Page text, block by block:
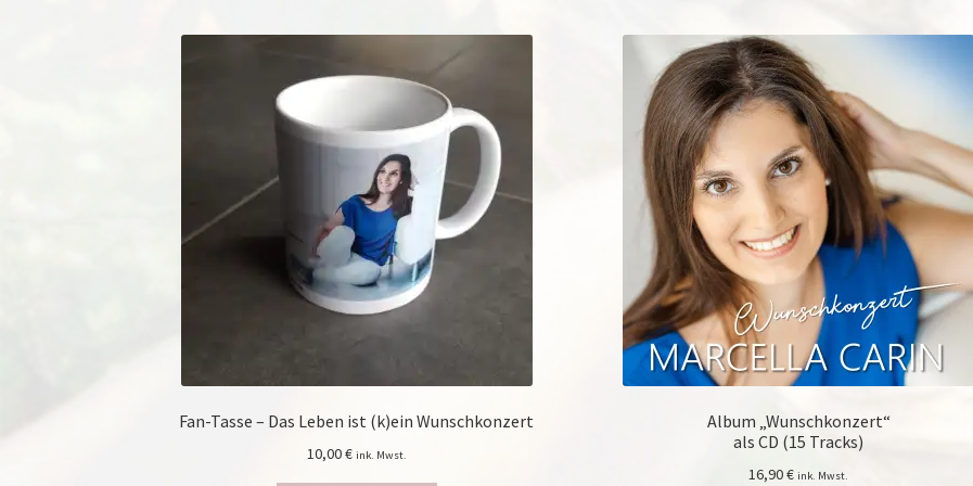
Fan-Tasse – Das Leben ist (k)ein Wunschkonzert
10,00€ ink. Mwst.
Album „Wunschkonzert“
als CD (15 Tracks)
16,90€ ink. Mwst.